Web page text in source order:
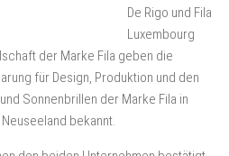
De Rigo und Fila
Luxembourg
der Marke Fila geben die
für Design, Produktion und den
Sonnenbrillen der Marke Fila in
bekannt.